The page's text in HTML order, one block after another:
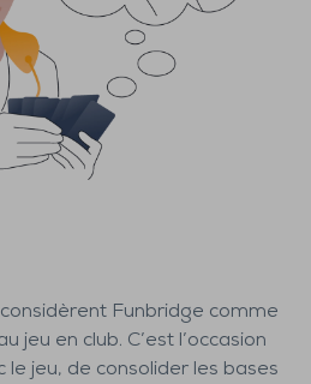
Funbridge comme
jeu en club. C’est l’occasion
le jeu, de consolider les bases